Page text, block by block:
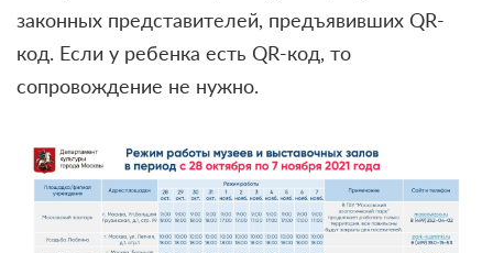
законных представителей, предъявивших QR-
код. Если у ребенка есть QR-код, то
сопровождение не нужно.